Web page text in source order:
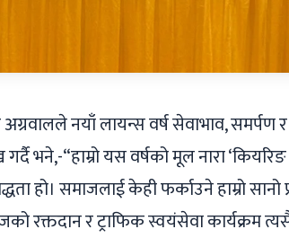
नयाँ लायन्स वर्ष सेवाभाव, समर्पण
भने,-“हाम्रो यस वर्षको मूल नारा
हो। समाजलाई केही फर्काउने हाम्रो
रक्तदान र ट्राफिक स्वयंसेवा कार्यक्रम